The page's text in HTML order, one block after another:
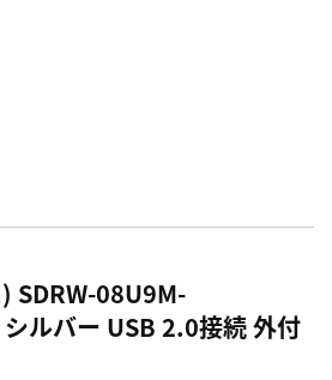
SDRW-08U9M-
ルバー USB 2.0接続 外付